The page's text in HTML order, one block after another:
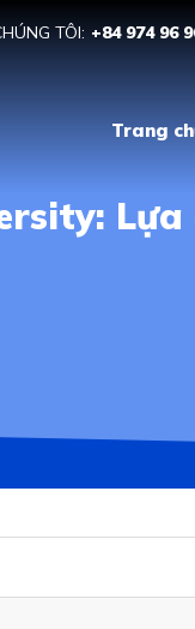
TÔI: +84 974 96
Trang